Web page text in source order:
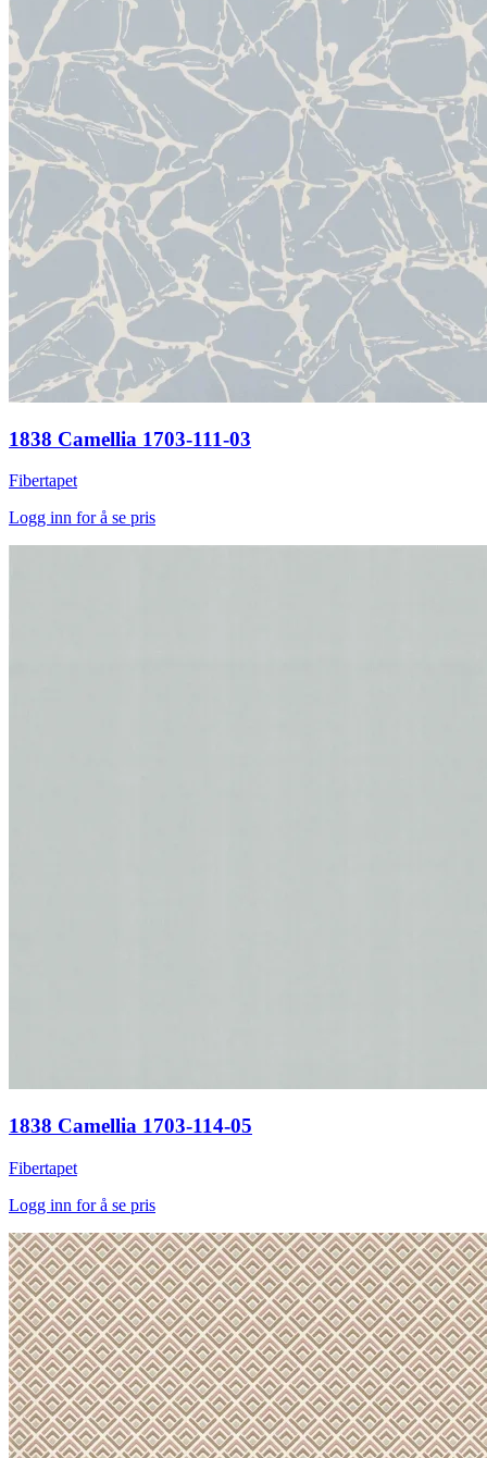
1838 Camellia 1703-111-03
Fibertapet
Logg inn for å se pris
1838 Camellia 1703-114-05
Fibertapet
Logg inn for å se pris